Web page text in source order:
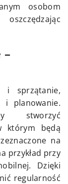
osobom
i sprzątanie,
i planowanie.
stworzyć
którym będą
na
przykład przy
Dzięki
regularność